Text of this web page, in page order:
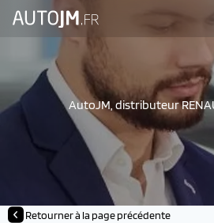
AutoJM, distributeur
Retourner à la page précédente